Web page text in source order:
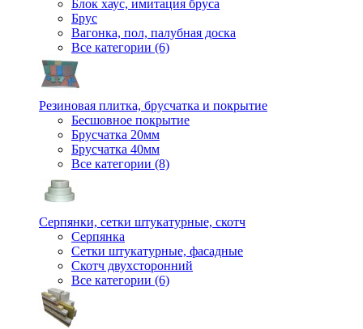
Блок хаус, имитация бруса
Брус
Вагонка, пол, палубная доска
Все категории (6)
Резиновая плитка, брусчатка и покрытие
Бесшовное покрытие
Брусчатка 20мм
Брусчатка 40мм
Все категории (8)
Серпянки, сетки штукатурные, скотч
Серпянка
Сетки штукатурные, фасадные
Скотч двухсторонний
Все категории (6)